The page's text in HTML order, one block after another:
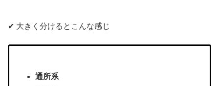
✔︎ 大きく分けるとこんな感じ
通所系